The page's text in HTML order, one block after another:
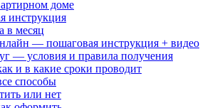
доме
инструкция
в месяц
— пошаговая инструкция + видео
— условия и правила получения
и в какие сроки проводит
способы
или нет